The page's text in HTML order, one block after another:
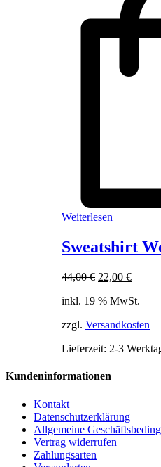
Weiterlesen
Sweatshirt
44,00€ Ursprünglicher
war:
22,00 €
ist:
inkl. 19 % MwSt.
zzgl. Versandkosten
Lieferzeit: 2-3
Kundeninformationen
Kontakt
Datenschutzerklärung
Allgemeine
Vertrag widerrufen
Zahlungsarten